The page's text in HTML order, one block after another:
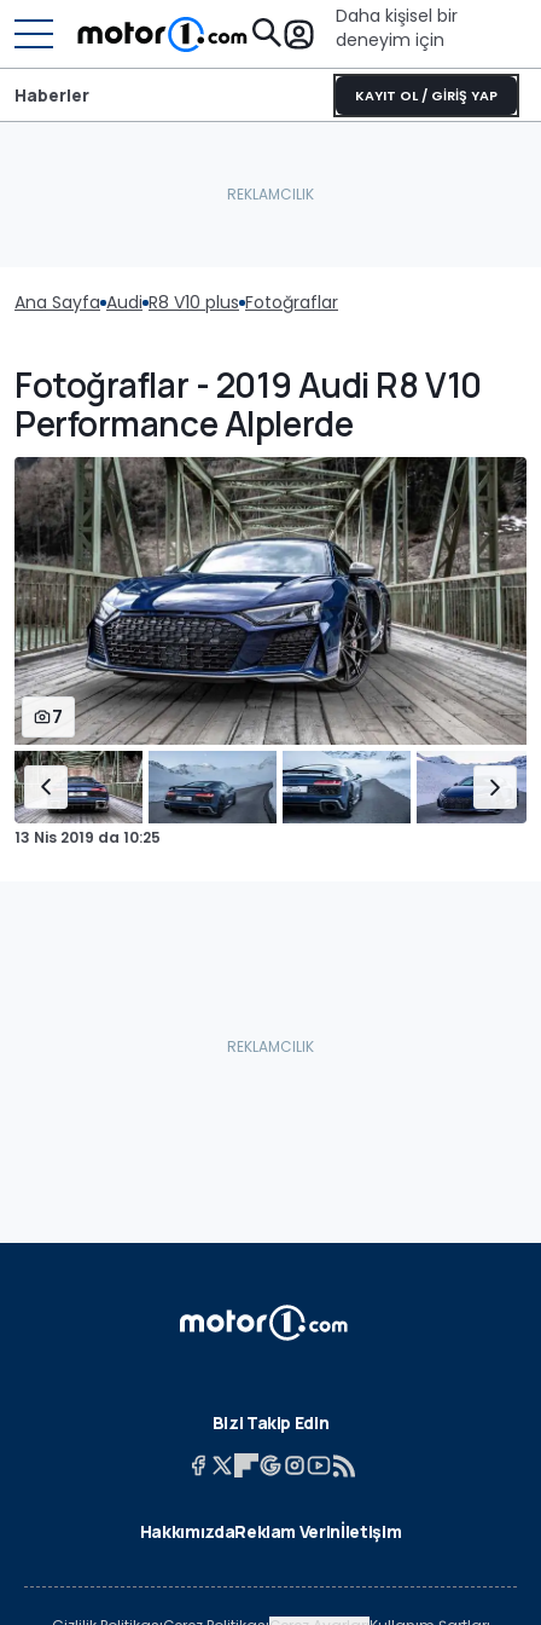
Daha kişisel bir
deneyim için
KAYIT OL / GİRİŞ YAP
Haberler
Ana Sayfa Audi R8 V10 plus Fotoğraflar
Fotoğraflar - 2019 Audi R8 V10
Performance Alplerde
7
13 Nis 2019 da 10:25
Bizi Takip Edin
HakkımızdaReklam Verinİletişim